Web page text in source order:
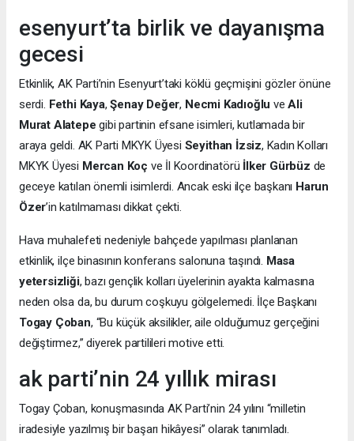
esenyurt’ta birlik ve dayanışma
gecesi
Etkinlik, AK Parti’nin Esenyurt’taki köklü geçmişini gözler önüne
serdi. Fethi Kaya,Şenay Değer, Necmi Kadıoğlu veAli
Murat Alatepe gibi partinin efsane isimleri, kutlamada bir
araya geldi. AK Parti MKYK Üyesi Seyithan İzsiz, Kadın Kolları
MKYK Üyesi Mercan Koç ve İl Koordinatörü İlker Gürbüz de
geceye katılan önemli isimlerdi. Ancak eski ilçe başkanı Harun
Özer’in katılmaması dikkat çekti.
Hava muhalefeti nedeniyle bahçede yapılması planlanan
etkinlik, ilçe binasının konferans salonuna taşındı. Masa
yetersizliği, bazı gençlik kolları üyelerinin ayakta kalmasına
neden olsa da, bu durum coşkuyu gölgelemedi. İlçe Başkanı
Togay Çoban, “Bu küçük aksilikler, aile olduğumuz gerçeğini
değiştirmez,” diyerek partilileri motive etti.
ak parti’nin 24 yıllık mirası
Togay Çoban, konuşmasında AK Parti’nin 24 yılını “milletin
iradesiyle yazılmış bir başarı hikâyesi” olarak tanımladı.